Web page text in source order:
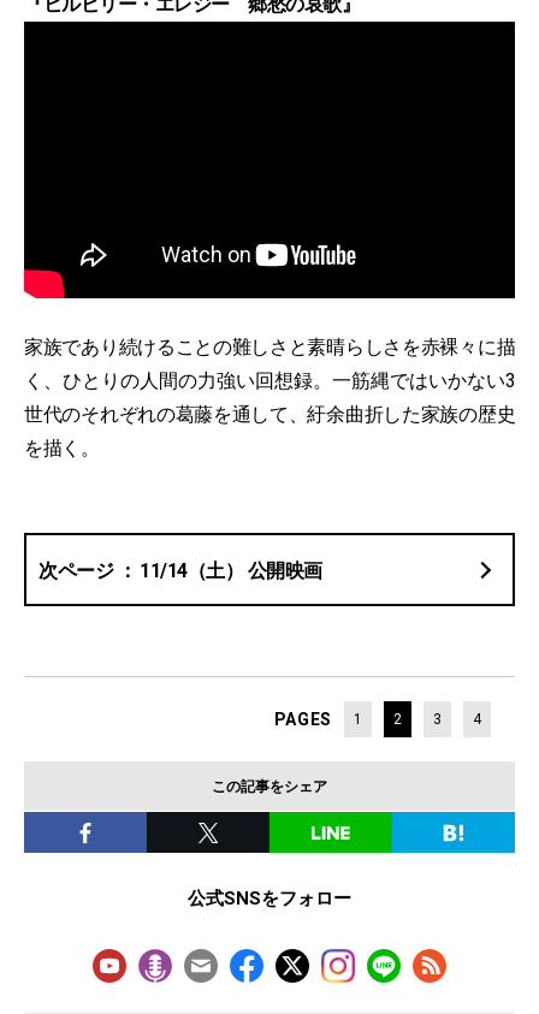
家族であり続けることの難しさと素晴らしさを赤裸々に描
く、ひとりの人間の力強い回想録。一筋縄ではいかない3
世代のそれぞれの葛藤を通して、紆余曲折した家族の歴史
を描く。
11/14（土） 公開映画
PAGES 1 2 3 4
この記事をシェア
公式SNSをフォロー